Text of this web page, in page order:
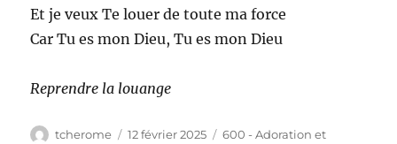
Et je veux Te louer de toute ma force
Car Tu es mon Dieu, Tu es mon Dieu
Reprendre la louange
Auteur
tcherome
Publié
12 février 2025 Catégories
600 - Adoration et